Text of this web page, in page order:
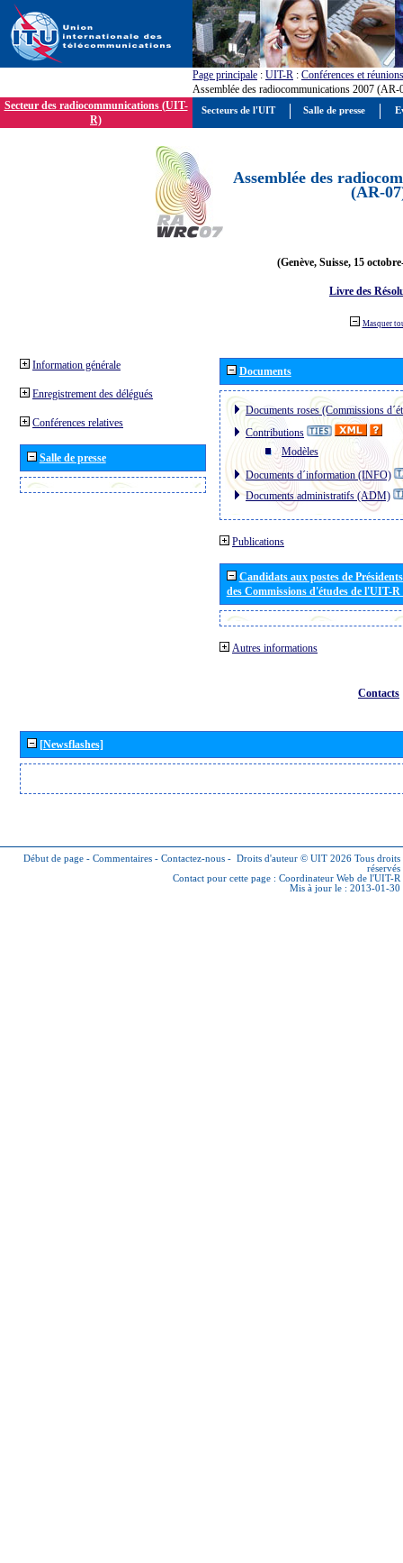
Page principale : UIT-R : Conférences et réunions
Assemblée des radiocommunications 2007 (AR-
Secteur des radiocommunications (UIT-
R)
Assemblée des
(AR-
(Genève, Suisse, 15
Livre des
Masquer
Information générale
Enregistrement des délégués
Conférences relatives
Salle de presse
Documents
Documents roses (Commissions
Contributions
Modèles
Documents d´information (INFO)
Documents administratifs (ADM)
Publications
Candidats aux postes de
des Commissions d'études de l'UIT-
Autres informations
Contacts
[Newsflashes]
Début de page - Commentaires - Contactez-nous - Droits d'auteur © UIT 2026 Tous droits
réservés
Contact pour cette page : Coordinateur Web de l'UIT-R
Mis à jour le : 2013-01-30
Secteurs de l'UIT Salle de presse